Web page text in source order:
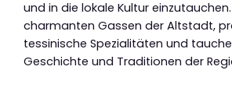
und in die lokale Kultur
charmanten Gassen der Altstadt,
tessinische Spezialitäten und
Geschichte und Traditionen der